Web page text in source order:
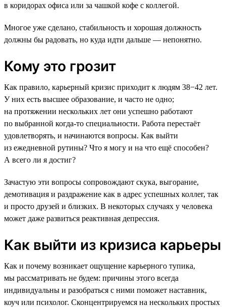
в коридорах офиса или за чашкой кофе с коллегой.
Многое уже сделано, стабильность и хорошая должность
должны бы радовать, но куда идти дальше — непонятно.
Кому это грозит
Как правило, карьерный кризис приходит к людям 38−42 лет.
У них есть высшее образование, и часто не одно;
на протяжении нескольких лет они успешно работают
по выбранной когда-то специальности. Работа перестаёт
удовлетворять, и начинаются вопросы. Как выйти
из ежедневной рутины? Что я могу и на что ещё способен?
А всего ли я достиг?
Зачастую эти вопросы сопровождают скука, выгорание,
демотивация и раздражение как в адрес успешных коллег, так
и просто друзей и близких. В некоторых случаях у человека
может даже развиться реактивная депрессия.
Как выйти из кризиса карьеры
Как и почему возникает ощущение карьерного тупика,
мы рассматривать не будем: причины этого всегда
индивидуальны и разобраться с ними поможет наставник,
коуч или психолог. Сконцентрируемся на нескольких простых